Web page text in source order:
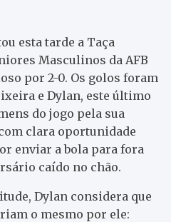
esta tarde a Taça
Masculinos da AFB
por 2-0. Os golos foram
e Dylan, este último
do jogo pela sua
clara oportunidade
enviar a bola para fora
caído no chão.
Dylan considera que
o mesmo por ele: